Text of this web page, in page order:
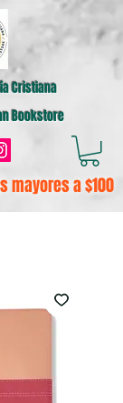
Cristiana
Bookstore
mayores a $100